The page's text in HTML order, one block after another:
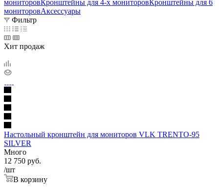
мониторовКронштейны для 4-х мониторовКронштейны для 6
мониторовАксессуары
Фильтр
Хит продаж
Настольный кронштейн для мониторов VLK TRENTO-95
SILVER
Много
12 750 руб.
/шт
В корзину